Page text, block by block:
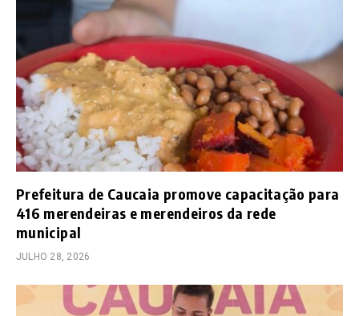
Prefeitura de Caucaia promove capacitação para
416 merendeiras e merendeiros da rede
municipal
JULHO 28, 2026